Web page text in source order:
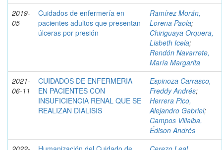
2019-
05
Cuidados de enfermería en
pacientes adultos que presentan
úlceras por presión
Ramírez Morán,
Lorena Paola;
Chiriguaya Orquera,
Lisbeth Icela;
Rendón Navarrete,
María Margarita
2021-
06-11
CUIDADOS DE ENFERMERIA
EN PACIENTES CON
INSUFICIENCIA RENAL QUE SE
REALIZAN DIALISIS
Espinoza Carrasco,
Freddy Andrés;
Herrera Pico,
Alejandro Gabriel;
Campos Villalba,
Édison Andrés